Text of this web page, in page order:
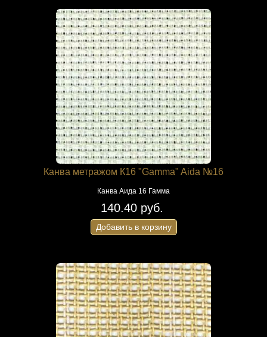
Канва метражом К16 "Gamma" Aida №16
Канва Аида 16 Гамма
140.40 руб.
Добавить в корзину